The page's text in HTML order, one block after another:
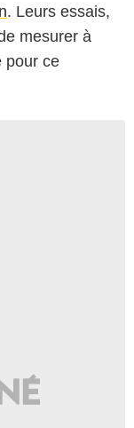
. Leurs essais,
mesurer à
pour ce